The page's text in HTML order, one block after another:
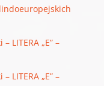
LITERA „E” –
LITERA „E” –